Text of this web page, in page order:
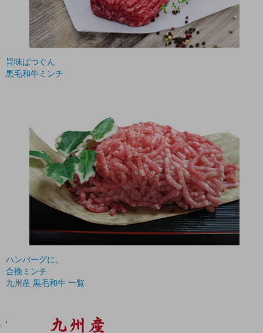
旨味ばつぐん
黒毛和牛ミンチ
ハンバーグに。
合挽ミンチ
九州産 黒毛和牛 一覧